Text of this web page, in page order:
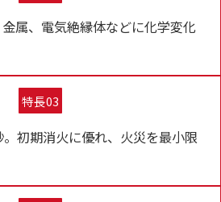
属、電気絶縁体などに化学変化
特長03
初期消火に優れ、火災を最小限